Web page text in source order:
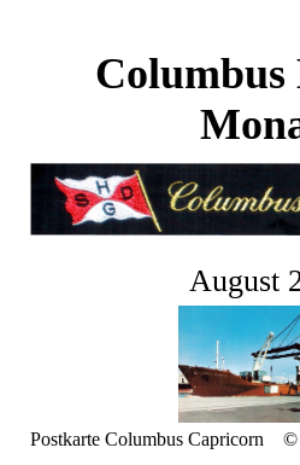
Columbus
August
Postkarte Columbus Capricorn ©